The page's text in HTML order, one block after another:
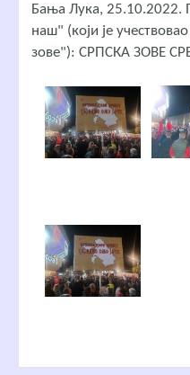
Бања Лука, 25.10.2022.
наш" (који је
зове"): СРПСКА ЗОВЕ